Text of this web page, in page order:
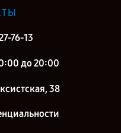
76-13
до 20:00
38